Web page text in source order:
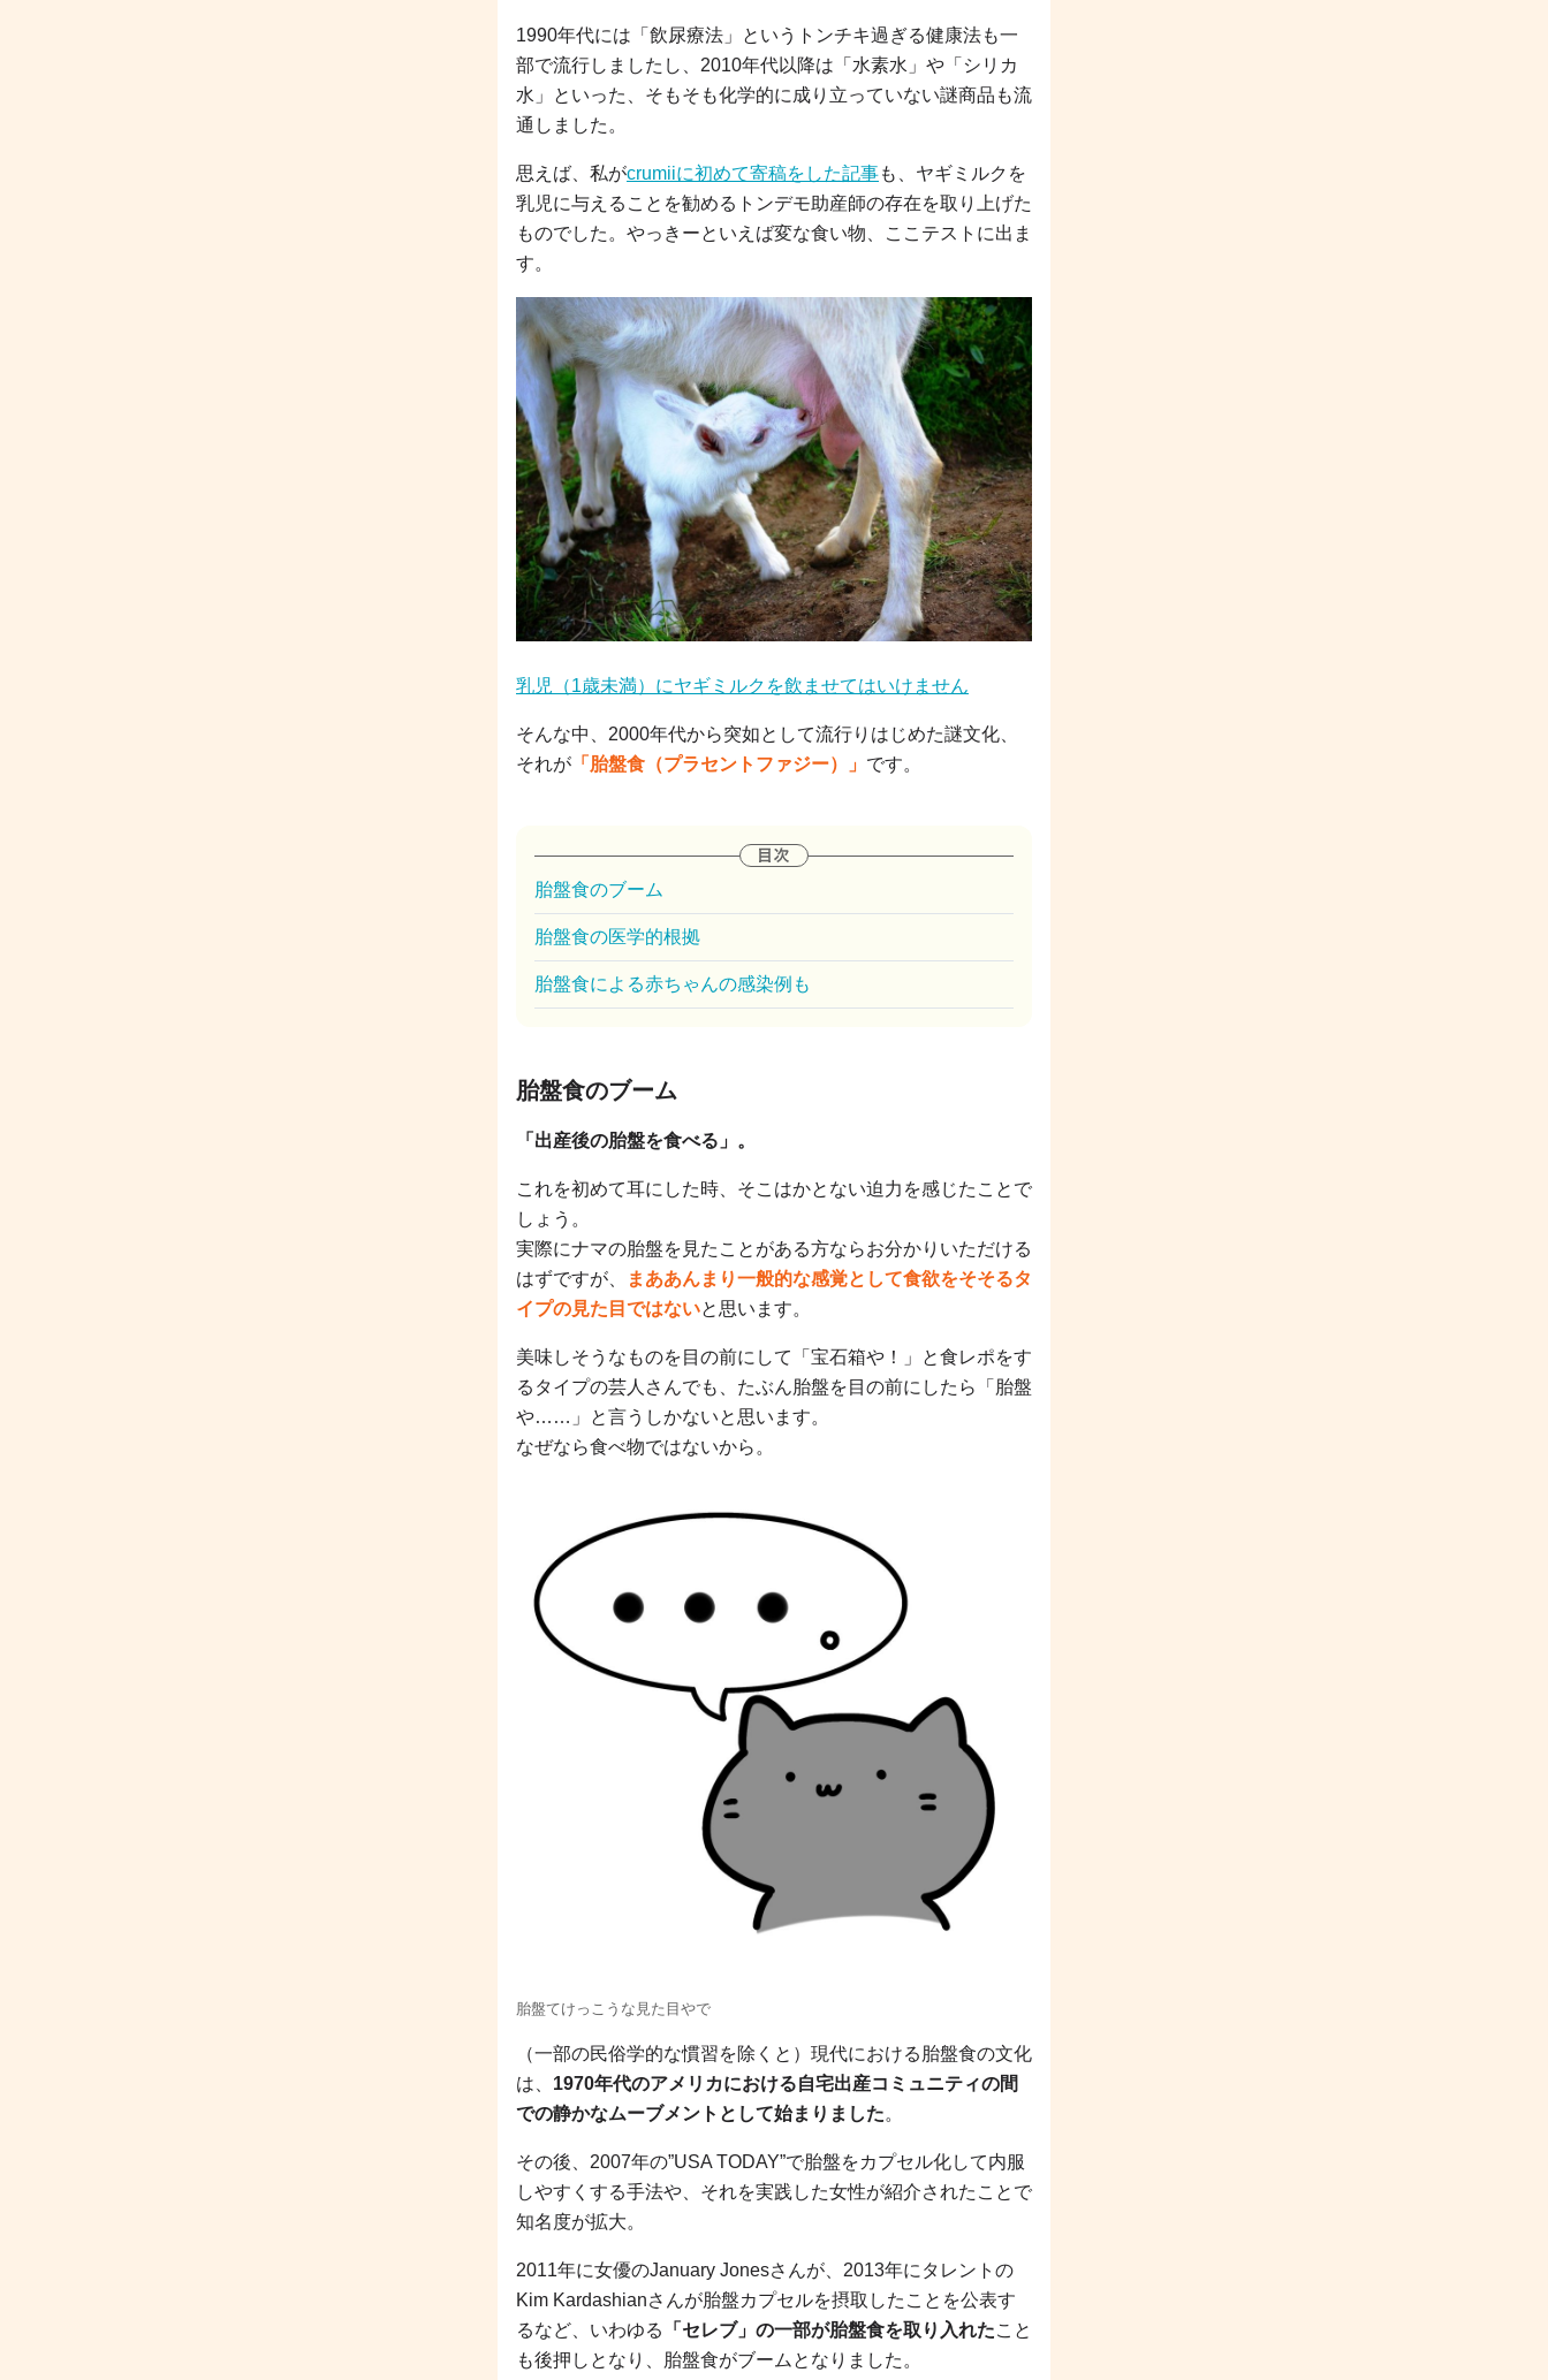
1990年代には「飲尿療法」というトンチキ過ぎる健康法も一
部で流行しましたし、2010年代以降は「水素水」や「シリカ
水」といった、そもそも化学的に成り立っていない謎商品も流
通しました。
思えば、私がcrumiiに初めて寄稿をした記事も、ヤギミルクを
乳児に与えることを勧めるトンデモ助産師の存在を取り上げた
ものでした。やっきーといえば変な食い物、ここテストに出ま
す。
乳児（1歳未満）にヤギミルクを飲ませてはいけません
そんな中、2000年代から突如として流行りはじめた謎文化、
それが 「胎盤食（プラセントファジー）」 です。
胎盤食のブーム
胎盤食の医学的根拠
胎盤食による赤ちゃんの感染例も
胎盤食のブーム
「出産後の胎盤を食べる」。
これを初めて耳にした時、そこはかとない迫力を感じたことで
しょう。
実際にナマの胎盤を見たことがある方ならお分かりいただける
はずですが、
まああんまり一般的な感覚として食欲をそそるタ
イプの見た目ではないと思います。
美味しそうなものを目の前にして「宝石箱や！」と食レポをす
るタイプの芸人さんでも、たぶん胎盤を目の前にしたら「胎盤
や……」と言うしかないと思います。
なぜなら食べ物ではないから。
胎盤てけっこうな見た目やで
（一部の民俗学的な慣習を除くと）現代における胎盤食の文化
は、 1970年代のアメリカにおける自宅出産コミュニティの間
での静かなムーブメントとして始まりました。
その後、2007年の”USA TODAY”で胎盤をカプセル化して内服
しやすくする手法や、それを実践した女性が紹介されたことで
知名度が拡大。
2011年に女優のJanuary Jonesさんが、2013年にタレントの
Kim Kardashianさんが胎盤カプセルを摂取したことを公表す
るなど、いわゆる
「セレブ」の一部が胎盤食を取り入れたこと
も後押しとなり、胎盤食がブームとなりました。